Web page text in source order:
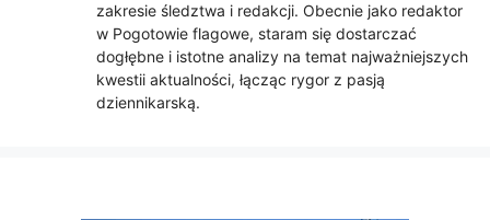
zakresie śledztwa i redakcji. Obecnie jako redaktor
w Pogotowie flagowe, staram się dostarczać
dogłębne i istotne analizy na temat najważniejszych
kwestii aktualności, łącząc rygor z pasją
dziennikarską.